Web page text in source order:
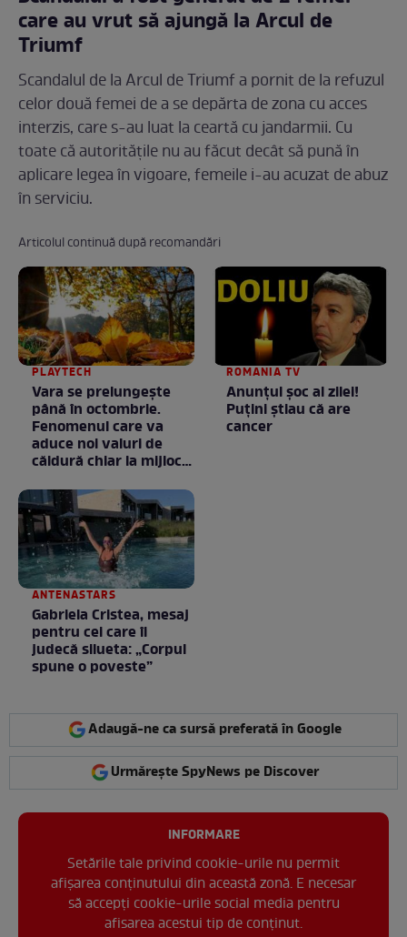
care au vrut să ajungă la Arcul de
Triumf
Scandalul de la Arcul de Triumf a pornit de la refuzul
celor două femei de a se depărta de zona cu acces
interzis, care s-au luat la ceartă cu jandarmii. Cu
toate că autoritățile nu au făcut decât să pună în
aplicare legea în vigoare, femeile i-au acuzat de abuz
în serviciu.
Articolul continuă după recomandări
PLAYTECH
Vara se prelungeşte
până în octombrie.
Fenomenul care va
aduce noi valuri de
căldură chiar la mijlocul
ROMANIA TV
Anunţul şoc al zilei!
Puţini ştiau că are
cancer
ANTENASTARS
Gabriela Cristea, mesaj
pentru cei care îi
judecă silueta: „Corpul
spune o poveste”
Adaugă-ne ca sursă preferată în Google
Urmărește SpyNews pe Discover
INFORMARE
Setările tale privind cookie-urile nu permit
afișarea conținutului din această zonă. E necesar
să accepți cookie-urile social media pentru
afisarea acestui tip de conținut.